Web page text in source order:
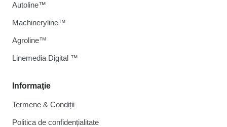
Informaţie
Termene & Condiții
Politica de confidențialitate
Autoline™
Machineryline™
Agroline™
Linemedia Digital ™